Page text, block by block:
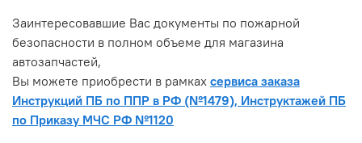
Заинтересовавшие Вас документы по пожарной
безопасности в полном объеме для магазина
автозапчастей,
Вы можете приобрести в рамках сервиса заказа
Инструкций ПБ по ППР в РФ (№1479), Инструктажей ПБ
по Приказу МЧС РФ №1120